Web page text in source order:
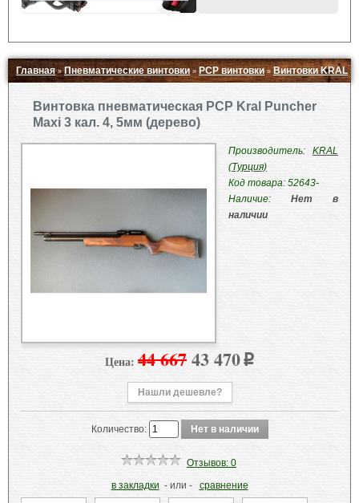
Главная»Пневматические винтовки » PCP винтовки»Винтовки KRAL»
Винтовка пневматическая PCP Kral Puncher
Maxi 3 кал. 4, 5мм (дерево)
Производитель:
KRAL
(Турция)
Код товара: 52643-
Наличие: Нет в
наличии
Цена: 44 66743 470 p
Нашли дешевле?
Количество:
Отзывов: 0
в закладки - или - сравнение